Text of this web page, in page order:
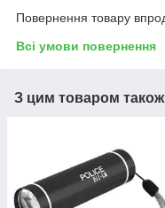
Повернення товару
Всі умови повернення
З цим товаром